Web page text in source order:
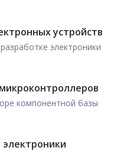
устройств
электроники
компонентной базы
электроники